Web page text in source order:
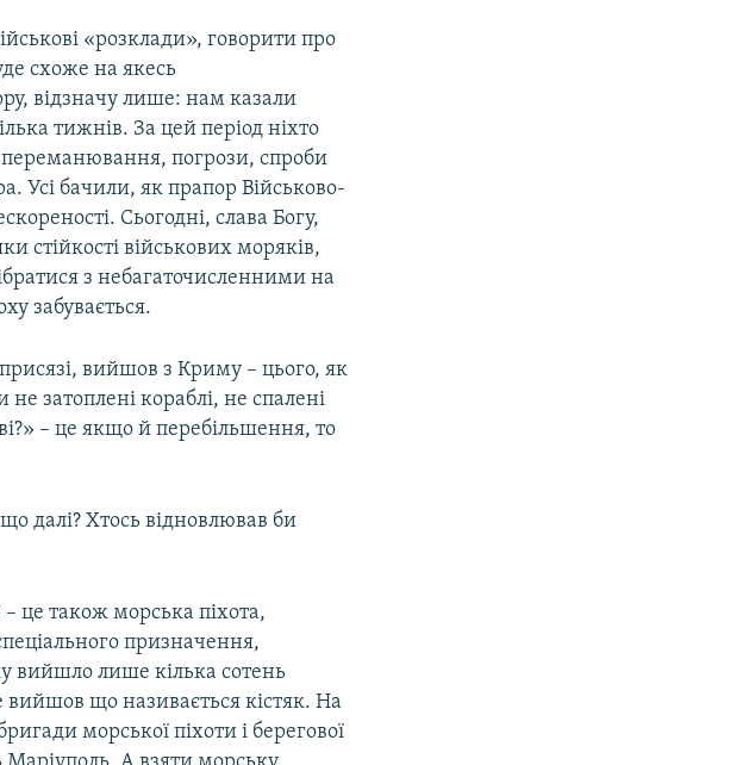
«розклади», говорити про
схоже на якесь
відзначу лише: нам казали
тижнів. За цей період ніхто
погрози, спроби
Усі бачили, як прапор Військово-
Сьогодні, слава Богу,
стійкості військових моряків,
з небагаточисленними на
забувається.
вийшов з Криму – цього, як
затоплені кораблі, не спалені
– це якщо й перебільшення, то
далі? Хтось відновлював би
це також морська піхота,
призначення,
вийшло лише кілька сотень
вийшов що називається кістяк. На
морської піхоти і берегової